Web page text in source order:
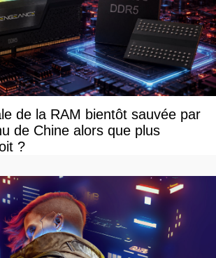
de la RAM bientôt sauvée par
de Chine alors que plus
?